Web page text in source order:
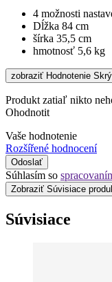
4 možnosti
Dĺžka 84 cm
šírka 35,5 cm
hmotnosť 5,6 kg
zobraziť Hodnotenie
Produkt zatiaľ nikto
Ohodnotit
Vaše hodnotenie
Rozšířené hodnocení
Odoslať
Súhlasím so
Zobraziť Súvisiace
Súvisiace